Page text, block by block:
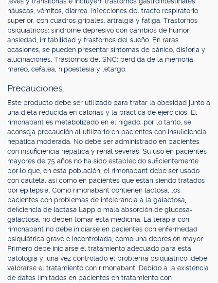
náuseas, vómitos, diarrea. Infecciones del tracto respiratorio
superior, con cuadros gripales, artralgia y fatiga. Trastornos
psiquiátricos: síndrome depresivo con cambios de humor,
ansiedad, irritabilidad y trastornos del sueño. En raras
ocasiones, se pueden presentar síntomas de pánico, disforia y
alucinaciones. Trastornos del SNC: pérdida de la memoria,
mareo, cefalea, hipoestesia y letargo.
Precauciones.
Este producto debe ser utilizado para tratar la obesidad junto a
una dieta reducida en calorías y la práctica de ejercicios. El
rimonabant es metabolizado en el hígado, por lo tanto, se
aconseja precaución al utilizarlo en pacientes con insuficiencia
hepática moderada. No debe ser administrado en pacientes
con insuficiencia hepática y renal severas. Su uso en pacientes
mayores de 75 años no ha sido establecido suficientemente
por lo que, en esta población, el rimonabant debe ser usado
con cautela, así como en pacientes que están siendo tratados
por epilepsia. Como rimonabant contienen lactosa, los
pacientes con problemas de intolerancia a la galactosa,
deficiencia de lactasa Lapp o mala absorción de glucosa-
galactosa, no deben tomar esta medicina. La terapia con
rimonabant no debe iniciarse en pacientes con enfermedad
psiquiátrica grave e incontrolada, como una depresión mayor.
Primero debe iniciarse el tratamiento adecuado para esta
patología y, una vez controlado el problema psiquiátrico, debe
valorarse el tratamiento con rimonabant. Debido a la existencia
de datos limitados en pacientes en tratamiento con